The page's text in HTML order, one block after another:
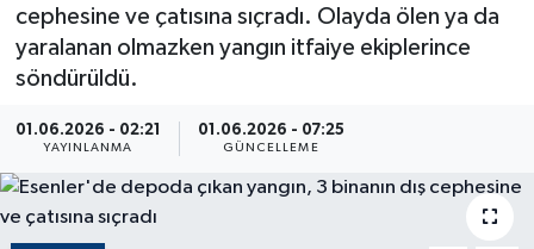
cephesine ve çatısına sıçradı. Olayda ölen ya da
yaralanan olmazken yangın itfaiye ekiplerince
söndürüldü.
01.06.2026 - 02:21
YAYINLANMA
01.06.2026 - 07:25
GÜNCELLEME
ÇEVRE
EĞİTİM